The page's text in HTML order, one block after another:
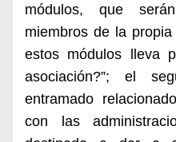
módulos, que
miembros de la
estos módulos lleva
asociación?”; el
entramado
con las